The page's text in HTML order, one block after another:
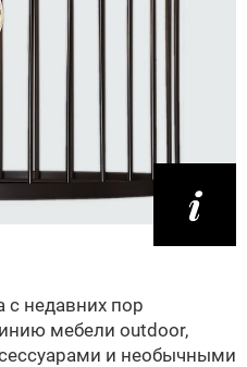
недавних пор
мебели outdoor,
и необычными